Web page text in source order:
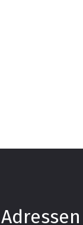
Adressen